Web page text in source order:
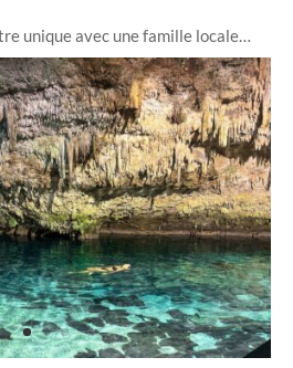
unique avec une famille locale…